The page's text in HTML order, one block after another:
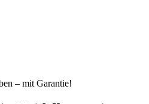
– mit Garantie!